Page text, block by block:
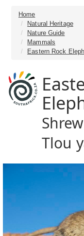
Home
Natural Heritage
Nature Guide
Mammals
Eastern Rock
Tlou